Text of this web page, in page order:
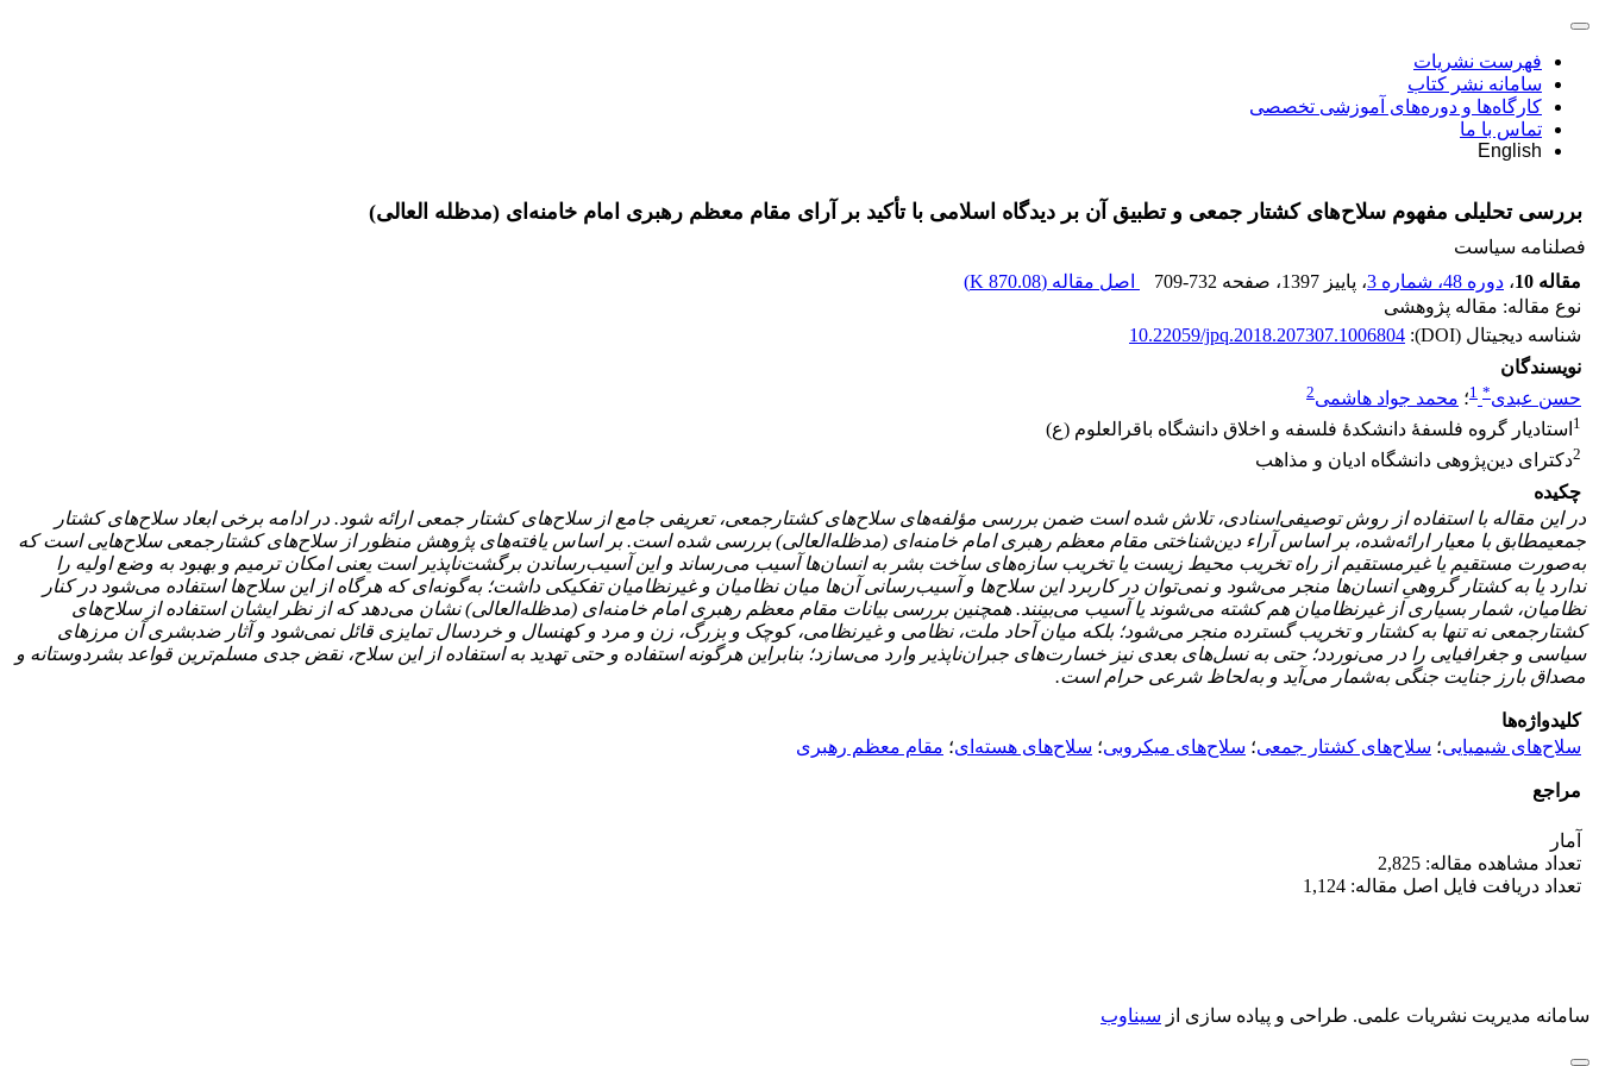
فهرست نشریات
سامانه نشر کتاب
کارگاه‌ها و دوره‌های آموزشی تخصصی
تماس با ما
English
بررسی تحلیلی مفهوم سلاح‌های کشتار جمعی و تطبیق آن بر دیدگاه اسلامی با تأکید بر آرای مقام معظم رهبری امام خامنه‌ای (مدظله العالی)
فصلنامه سیاست
مقاله 10
، دوره 48، شماره 3 ، پاییز 1397 ، صفحه 709-732 اصل مقاله (870.08 K
)
نوع مقاله: مقاله پژوهشی
شناسه دیجیتال (DOI):
10.22059/jpq.2018.207307.1006804
نویسندگان
حسن عبدی*
1؛ محمد جواد هاشمی2
1 استادیار گروه فلسفۀ دانشکدۀ فلسفه و اخلاق دانشگاه باقرالعلوم (ع)
2دکترای دین‌پژوهی دانشگاه ادیان و مذاهب
چکیده
در این مقاله با استفاده از روش توصیفیاسنادی، تلاش شده است ضمن بررسی مؤلفه‌های سلاح‌های کشتارجمعی، تعریفی جامع از سلاح‌های کشتار جمعی ارائه شود. در ادامه برخی ابعاد سلاح‌های کشتار
جمعیمطابق با معیار ارائه‌شده، بر اساس آراء دین‌شناختی مقام معظم رهبری امام خامنه‌ای (مدظله‌العالی) بررسی شده است. بر اساس یافته‌های پژوهش منظور از سلاح‌های کشتارجمعی سلاح‌هایی است که
به‌صورت مستقیم یا غیرمستقیم از راه تخریب محیط زیست یا تخریب سازه‌های ساخت بشر به انسانها آسیب می‌رساند و این آسیب‌رساندن برگشت‌ناپذیر است یعنی امکان ترمیم و بهبود به وضع اولیه را
ندارد یا به کشتار گروهیِ انسانها منجر می‌شود و نمی‌توان در کاربرد این سلاح‌ها و آسیب‌رسانی آن‌ها میان نظامیان و غیرنظامیان تفکیکی داشت؛ به‌گونه‌ای که هرگاه از این سلاح‌ها استفاده می‌شود در کنار
نظامیان، شمار بسیاری از غیرنظامیان هم کشته می‌شوند یا آسیب می‌بینند. همچنین بررسی بیانات مقام معظم رهبری امام خامنه‌ای (مدظله‌العالی) نشان می‌دهد که از نظر ایشان استفاده از سلاح‌های
کشتارجمعی نه تنها به کشتار و تخریب گسترده منجر می‌شود؛ ‌بلکه میان آحاد ملت، نظامی و غیرنظامی، کوچک و بزرگ، زن و مرد و کهنسال و خردسال تمایزی قائل نمی‌شود و آثار ضدبشری آن مرزهای
سیاسی و جغرافیایی را در می‌نوردد؛ حتی به نسل‌های بعدی نیز خسارت‌های جبران‌ناپذیر وارد می‌سازد؛ بنابراین هرگونه استفاده و حتی تهدید به استفاده از این سلاح، نقض جدی مسلم‌ترین قواعد بشردوستانه و
مصداق بارز جنایت جنگی به‌شمار می‌آید و به‌لحاظ شرعی حرام است.
کلیدواژه‌ها
سلاح‌های شیمیایی؛ سلاح‌های کشتار جمعی؛ سلاح‌های میکروبی؛ سلاح‌های هسته‌ای؛ مقام معظم رهبری
مراجع
آمار
تعداد مشاهده مقاله: 2,825
تعداد دریافت فایل اصل مقاله: 1,124
سامانه مدیریت نشریات علمی. طراحی و پیاده سازی از سیناوب